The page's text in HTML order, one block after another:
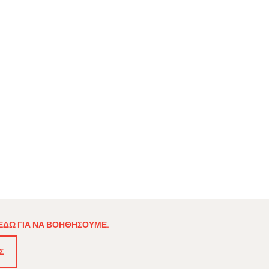
ΕΔΏ ΓΙΑ ΝΑ ΒΟΗΘΉΣΟΥΜΕ.